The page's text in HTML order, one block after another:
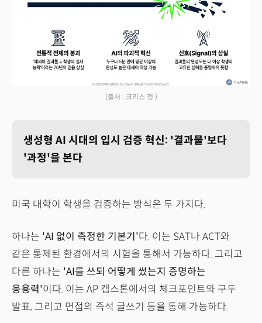
(출처 : 크리스 정 )
생성형 AI 시대의 입시 검증 혁신: '결과물'보다
'과정'을 본다
미국 대학이 학생을 검증하는 방식은 두 가지다.
하나는 'AI 없이 측정한 기본기'다. 이는 SAT나 ACT와
같은 통제된 환경에서의 시험을 통해서 가능하다. 그리고
다른 하나는 'AI를 쓰되 어떻게 썼는지 증명하는
응용력'이다. 이는 AP 캡스톤에서의 체크포인트와 구두
발표, 그리고 면접의 즉석 글쓰기 등을 통해 가능하다.